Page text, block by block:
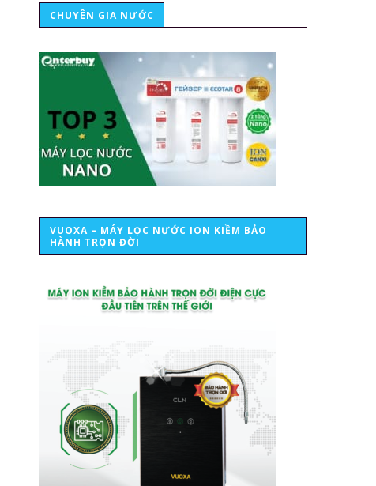
CHUYÊN GIA NƯỚC
VUOXA – MÁY LỌC NƯỚC ION KIỀM BẢO
HÀNH TRỌN ĐỜI